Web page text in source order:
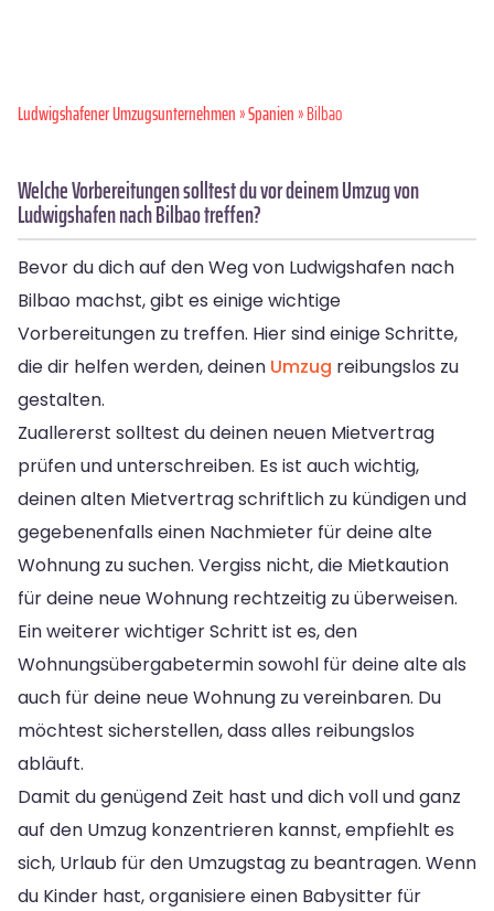
Ludwigshafener Umzugsunternehmen»Spanien» Bilbao
Welche Vorbereitungen solltest du vor deinem Umzug von
Ludwigshafen nach Bilbao treffen?
Bevor du dich auf den Weg von Ludwigshafen nach
Bilbao machst, gibt es einige wichtige
Vorbereitungen zu treffen. Hier sind einige Schritte,
die dir helfen werden, deinen Umzug reibungslos zu
gestalten.
Zuallererst solltest du deinen neuen Mietvertrag
prüfen und unterschreiben. Es ist auch wichtig,
deinen alten Mietvertrag schriftlich zu kündigen und
gegebenenfalls einen Nachmieter für deine alte
Wohnung zu suchen. Vergiss nicht, die Mietkaution
für deine neue Wohnung rechtzeitig zu überweisen.
Ein weiterer wichtiger Schritt ist es, den
Wohnungsübergabetermin sowohl für deine alte als
auch für deine neue Wohnung zu vereinbaren. Du
möchtest sicherstellen, dass alles reibungslos
abläuft.
Damit du genügend Zeit hast und dich voll und ganz
auf den Umzug konzentrieren kannst, empfiehlt es
sich, Urlaub für den Umzugstag zu beantragen. Wenn
du Kinder hast, organisiere einen Babysitter für